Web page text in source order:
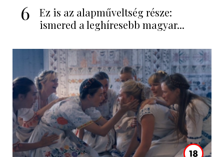
6
Ez is az alapműveltség része:
ismered a leghíresebb magyar...